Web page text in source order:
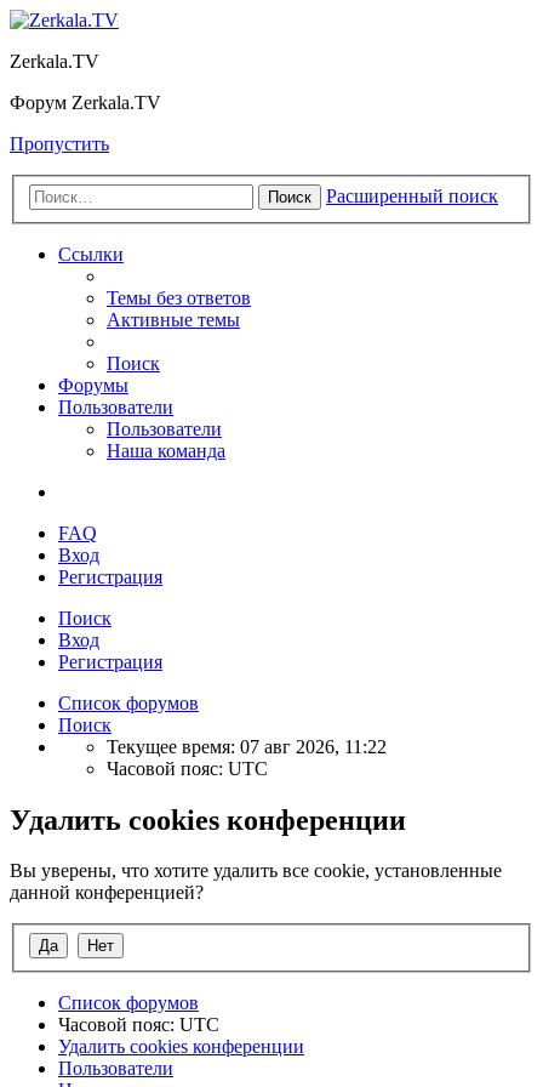
Zerkala.TV
Форум Zerkala.TV
Пропустить
Поиск Расширенный поиск
Ссылки
Темы без ответов
Активные темы
Поиск
Форумы
Пользователи
Пользователи
Наша команда
FAQ
Вход
Регистрация
Поиск
Вход
Регистрация
Список форумов
Поиск
Текущее время: 07 авг 2026, 11:22
Часовой пояс: UTC
Удалить cookies конференции
Вы уверены, что хотите удалить все cookie, установленные
данной конференцией?
Список форумов
Часовой пояс: UTC
Удалить cookies конференции
Пользователи